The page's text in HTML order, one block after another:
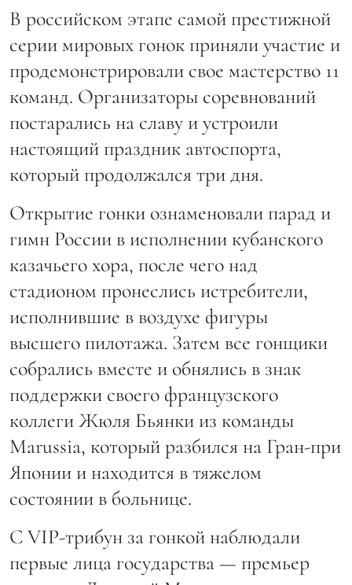
В российском этапе самой престижной
серии мировых гонок приняли участие и
продемонстрировали свое мастерство 11
команд. Организаторы соревнований
постарались на славу и устроили
настоящий праздник автоспорта,
который продолжался три дня.
Открытие гонки ознаменовали парад и
гимн России в исполнении кубанского
казачьего хора, после чего над
стадионом пронеслись истребители,
исполнившие в воздухе фигуры
высшего пилотажа. Затем все гонщики
собрались вместе и обнялись в знак
поддержки своего французского
коллеги Жюля Бьянки из команды
Marussia, который разбился на Гран-при
Японии и находится в тяжелом
состоянии в больнице.
С VIP-трибун за гонкой наблюдали
первые лица государства — премьер